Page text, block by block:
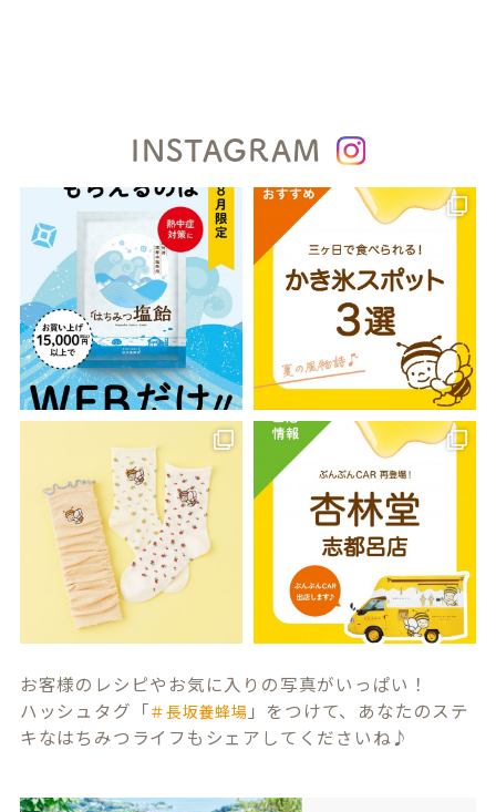
INSTAGRAM
お客様のレシピやお気に入りの写真がいっぱい！
ハッシュタグ「＃長坂養蜂場 」をつけて、あなたのステ
キなはちみつライフもシェアしてくださいね♪